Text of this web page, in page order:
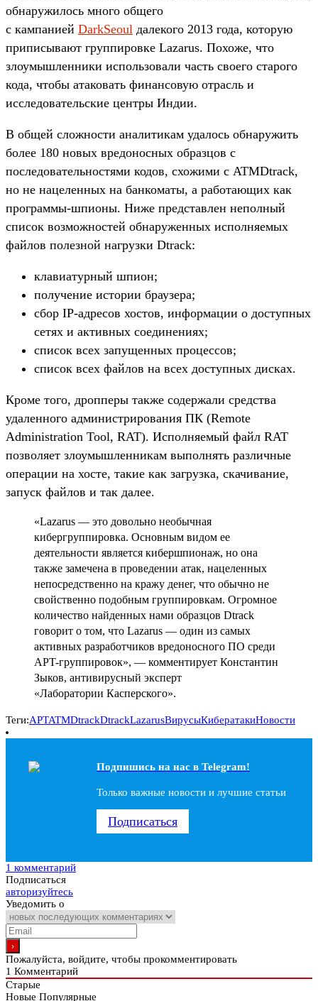
обнаружилось много общего
с кампанией DarkSeoul далекого 2013 года, которую
приписывают группировке Lazarus. Похоже, что
злоумышленники использовали часть своего старого
кода, чтобы атаковать финансовую отрасль и
исследовательские центры Индии.
В общей сложности аналитикам удалось обнаружить
более 180 новых вредоносных образцов с
последовательностями кодов, схожими с ATMDtrack,
но не нацеленных на банкоматы, а работающих как
программы-шпионы. Ниже представлен неполный
список возможностей обнаруженных исполняемых
файлов полезной нагрузки Dtrack:
клавиатурный шпион;
получение истории браузера;
сбор IP-адресов хостов, информации о доступных
сетях и активных соединениях;
список всех запущенных процессов;
список всех файлов на всех доступных дисках.
Кроме того, дропперы также содержали средства
удаленного администрирования ПК (Remote
Administration Tool, RAT). Исполняемый файл RAT
позволяет злоумышленникам выполнять различные
операции на хосте, такие как загрузка, скачивание,
запуск файлов и так далее.
«Lazarus — это довольно необычная
кибергруппировка. Основным видом ее
деятельности является кибершпионаж, но она
также замечена в проведении атак, нацеленных
непосредственно на кражу денег, что обычно не
свойственно подобным группировкам. Огромное
количество найденных нами образцов Dtrack
говорит о том, что Lazarus — один из самых
активных разработчиков вредоносного ПО среди
APT-группировок», — комментирует Константин
Зыков, антивирусный эксперт
«Лаборатории Касперского».
Теги:APTATMDtrackDtrackLazarusВирусыКибератакиНовости
Подпишись на наc в Telegram!
Только важные новости и лучшие статьи
Подписаться
1 комментарий
Подписаться
авторизуйтесь
Уведомить о
Пожалуйста, войдите, чтобы прокомментировать
1 Комментарий
Старые
Новые Популярные